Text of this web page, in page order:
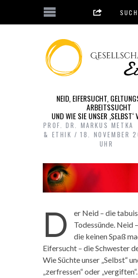
NEID, EIFERSUCHT,
ARBEITSSUCHT
UND WIE SIE UNSER ‚SELBST‘
PROF. DR. MARKUS METKA
& ETHIK
18. NOVEMBER
UHR
D
er Neid – die
Todessünde. Neid
die keinen Spaß
Eifersucht – die Schwester
Wie Süchte unser „Selbst“
„zerfressen“ oder „vergiften“.